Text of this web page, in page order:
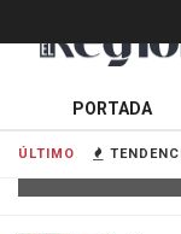
ÚLTIMO
impactar su
PORTADA